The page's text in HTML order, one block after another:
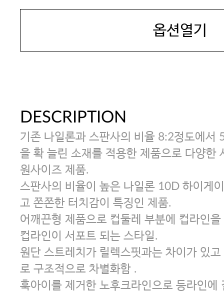
옵션열기
DESCRIPTION
기존 나일론과 스판사의 비율 8:2정도에서
을 확 늘린 소재를 적용한 제품으로 다양한
원사이즈 제품.
스판사의 비율이 높은 나일론 10D 하이게
고 쫀쫀한 터치감이 특징인 제품.
어깨끈형 제품으로 컵둘레 부분에 컵라인
컵라인이 서포트 되는 스타일.
원단 스트레치가 릴렉스핏과는 차이가 있
로 구조적으로 차별화함 .
훅아이를 제거한 노후크라인으로 등라인에